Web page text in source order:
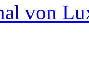
von